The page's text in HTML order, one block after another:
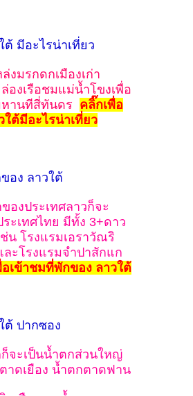
ต้ มีอะไรน่าเที่ยว
งมรกดกเมืองเก่า
องเรือชมแม่น้ำโขงเพื่อ
หานทีสี่ทันดร
คลิ๊กเพื่อ
ใต้มีอะไรน่าเที่ยว
อง ลาวใต้
องประเทศลาวก็จะ
ะเทศไทย มีทั้ง 3+ดาว
น โรงแรมเอราวัณริ
ละโรงแรมจำปาสักแก
อเข้าชมที่พักของ ลาวใต้
ต้ ปากซอง
จะเป็นน้ำตกส่วนใหญ่
าดเยือง น้ำตกตาดฟาน